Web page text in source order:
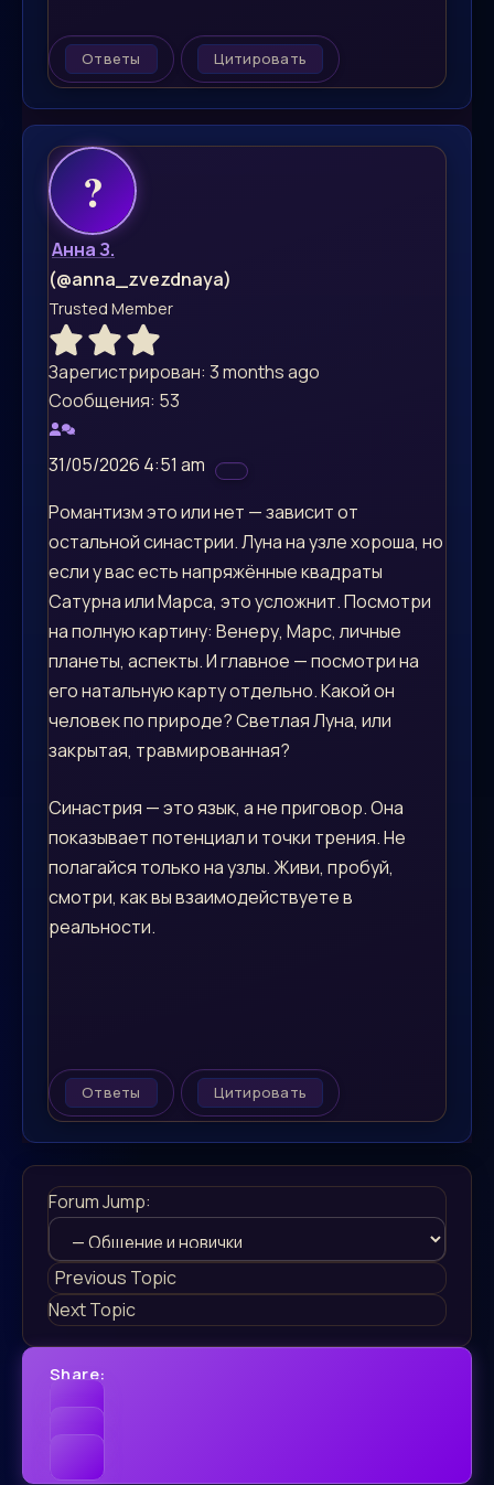
Ответы Цитировать
Анна З.
(@anna_zvezdnaya)
Trusted Member
Зарегистрирован: 3 months ago
Сообщения: 53
31/05/2026 4:51 am
Романтизм это или нет — зависит от
остальной синастрии. Луна на узле хороша, но
если у вас есть напряжённые квадраты
Сатурна или Марса, это усложнит. Посмотри
на полную картину: Венеру, Марс, личные
планеты, аспекты. И главное — посмотри на
его натальную карту отдельно. Какой он
человек по природе? Светлая Луна, или
закрытая, травмированная?
Синастрия — это язык, а не приговор. Она
показывает потенциал и точки трения. Не
полагайся только на узлы. Живи, пробуй,
смотри, как вы взаимодействуете в
реальности.
Ответы Цитировать
Forum Jump:
Previous Topic
Next Topic
Share: